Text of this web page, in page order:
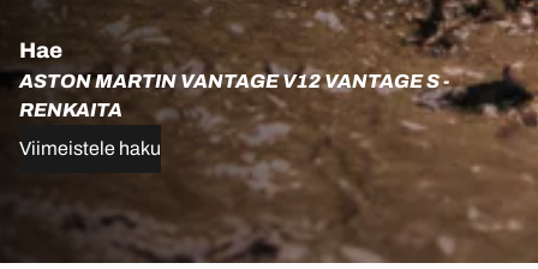
Hae
ASTON MARTIN VANTAGE V12 VANTAGE S -
RENKAITA
Viimeistele haku